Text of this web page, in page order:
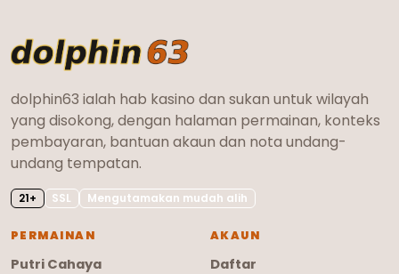
dolphin63 ialah hab kasino dan sukan untuk wilayah
yang disokong, dengan halaman permainan, konteks
pembayaran, bantuan akaun dan nota undang-
undang tempatan.
21+ SSL Mengutamakan mudah alih
PERMAINAN
Putri Cahaya
AKAUN
Daftar